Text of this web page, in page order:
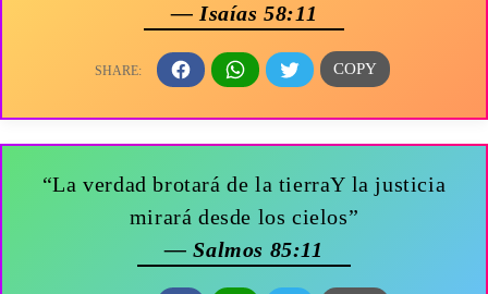
— Isaías 58:11
“La verdad brotará de la tierraY la justicia
mirará desde los cielos”
— Salmos 85:11